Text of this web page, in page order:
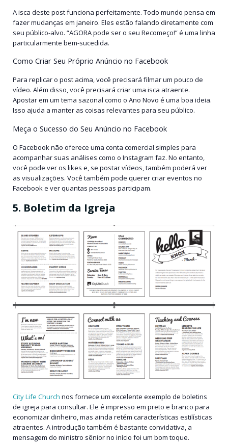
A isca deste post funciona perfeitamente. Todo mundo pensa em
fazer mudanças em janeiro. Eles estão falando diretamente com
seu público-alvo. “AGORA pode ser o seu Recomeço!” é uma linha
particularmente bem-sucedida.
Como Criar Seu Próprio Anúncio no Facebook
Para replicar o post acima, você precisará filmar um pouco de
vídeo. Além disso, você precisará criar uma isca atraente.
Apostar em um tema sazonal como o Ano Novo é uma boa ideia.
Isso ajuda a manter as coisas relevantes para seu público.
Meça o Sucesso do Seu Anúncio no Facebook
O Facebook não oferece uma conta comercial simples para
acompanhar suas análises como o Instagram faz. No entanto,
você pode ver os likes e, se postar vídeos, também poderá ver
as visualizações. Você também pode querer criar eventos no
Facebook e ver quantas pessoas participam.
5. Boletim da Igreja
City Life Church nos fornece um excelente exemplo de boletins
de igreja para consultar. Ele é impresso em preto e branco para
economizar dinheiro, mas ainda retém características estilísticas
atraentes. A introdução também é bastante convidativa, a
mensagem do ministro sênior no início foi um bom toque.